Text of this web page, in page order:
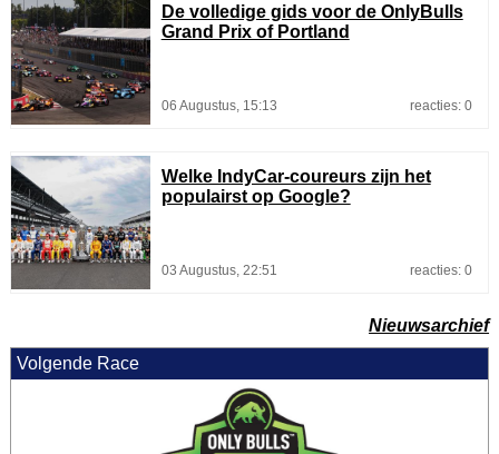
De volledige gids voor de OnlyBulls
Grand Prix of Portland
06 Augustus, 15:13 reacties: 0
Welke IndyCar-coureurs zijn het
populairst op Google?
03 Augustus, 22:51 reacties: 0
Nieuwsarchief
Volgende Race